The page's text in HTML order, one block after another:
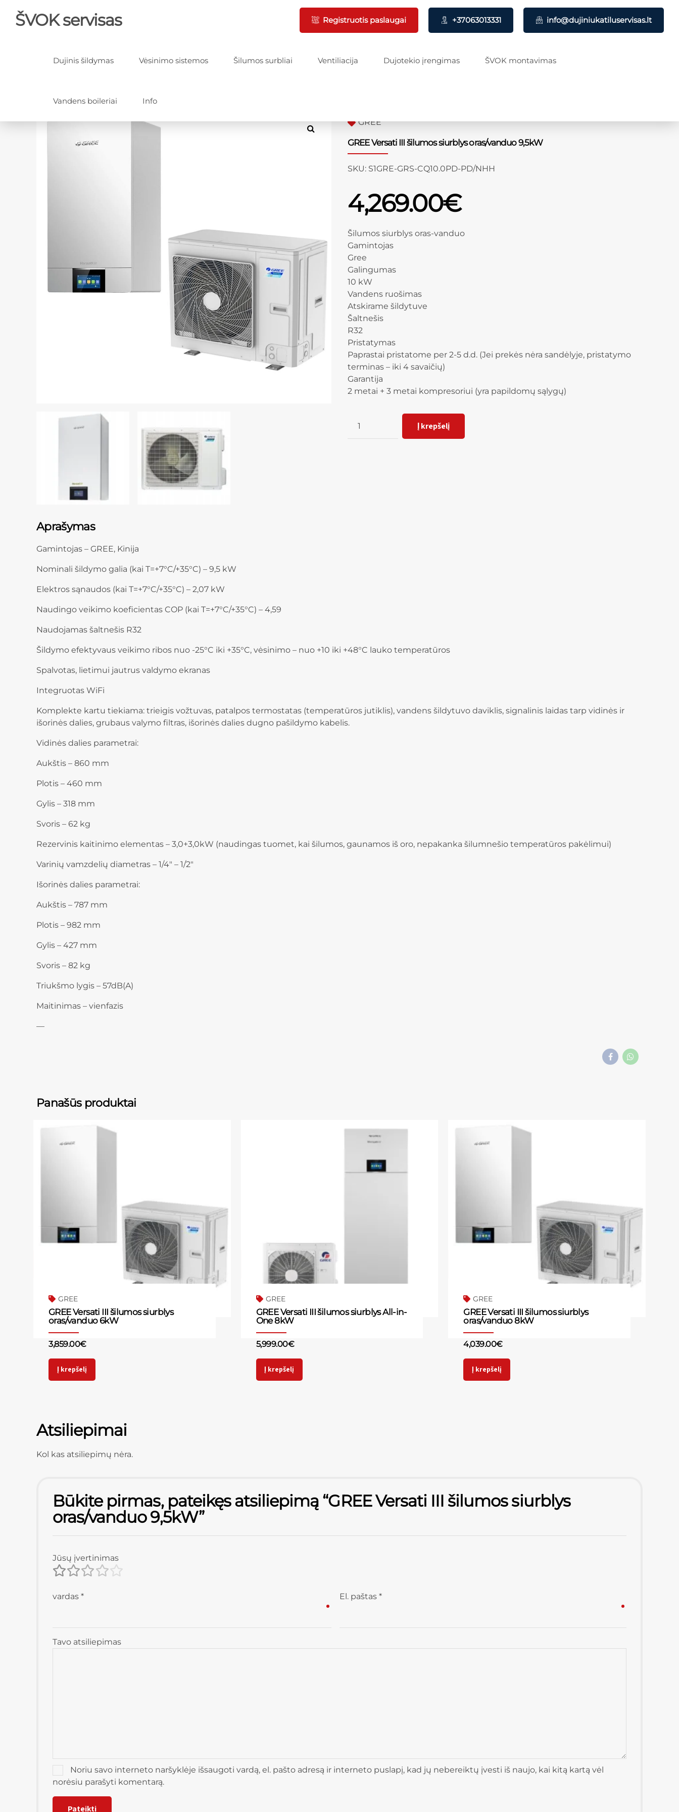
ŠVOK servisas Registruotis paslaugai +37063013331 info@dujiniukatiluservisas.lt
Dujinis šildymas Vėsinimo sistemos Šilumos surbliai Ventiliacija Dujotekio įrengimas ŠVOK montavimas
Vandens boileriai Info
GREE
GREE Versati III šilumos siurblys oras/vanduo 9,5kW
SKU: S1GRE-GRS-CQ10.0PD-PD/NHH
4,269.00€
Šilumos siurblys oras-vanduo
Gamintojas
Gree
Galingumas
10 kW
Vandens ruošimas
Atskirame šildytuve
Šaltnešis
R32
Pristatymas
Paprastai pristatome per 2-5 d.d. (Jei prekės nėra sandėlyje, pristatymo
terminas – iki 4 savaičių)
Garantija
2 metai + 3 metai kompresoriui (yra papildomų sąlygų)
Į krepšelį
Aprašymas
Gamintojas – GREE, Kinija
Nominali šildymo galia (kai T=+7°C/+35°C) – 9,5 kW
Elektros sąnaudos (kai T=+7°C/+35°C) – 2,07 kW
Naudingo veikimo koeficientas COP (kai T=+7°C/+35°C) – 4,59
Naudojamas šaltnešis R32
Šildymo efektyvaus veikimo ribos nuo -25°C iki +35°C, vėsinimo – nuo +10 iki +48°C lauko temperatūros
Spalvotas, lietimui jautrus valdymo ekranas
Integruotas WiFi
Komplekte kartu tiekiama: trieigis vožtuvas, patalpos termostatas (temperatūros jutiklis), vandens šildytuvo daviklis, signalinis laidas tarp vidinės ir
išorinės dalies, grubaus valymo filtras, išorinės dalies dugno pašildymo kabelis.
Vidinės dalies parametrai:
Aukštis – 860 mm
Plotis – 460 mm
Gylis – 318 mm
Svoris – 62 kg
Rezervinis kaitinimo elementas – 3,0+3,0kW (naudingas tuomet, kai šilumos, gaunamos iš oro, nepakanka šilumnešio temperatūros pakėlimui)
Varinių vamzdelių diametras – 1/4″ – 1/2″
Išorinės dalies parametrai:
Aukštis – 787 mm
Plotis – 982 mm
Gylis – 427 mm
Svoris – 82 kg
Triukšmo lygis – 57dB(A)
Maitinimas – vienfazis
—
Panašūs produktai
GREE
GREE Versati III šilumos siurblys
oras/vanduo 6kW
3,859.00€
Į krepšelį
GREE
GREE Versati III šilumos siurblys All-in-
One 8kW
5,999.00€
Į krepšelį
GREE
GREE Versati III šilumos siurblys
oras/vanduo 8kW
4,039.00€
Į krepšelį
Atsiliepimai
Kol kas atsiliepimų nėra.
Būkite pirmas, pateikęs atsiliepimą “GREE Versati III šilumos siurblys
oras/vanduo 9,5kW”
Jūsų įvertinimas
Tavo atsiliepimas
vardas * El. paštas *
Noriu savo interneto naršyklėje išsaugoti vardą, el. pašto adresą ir interneto puslapį, kad jų nebereiktų įvesti iš naujo, kai kitą kartą vėl
norėsiu parašyti komentarą.